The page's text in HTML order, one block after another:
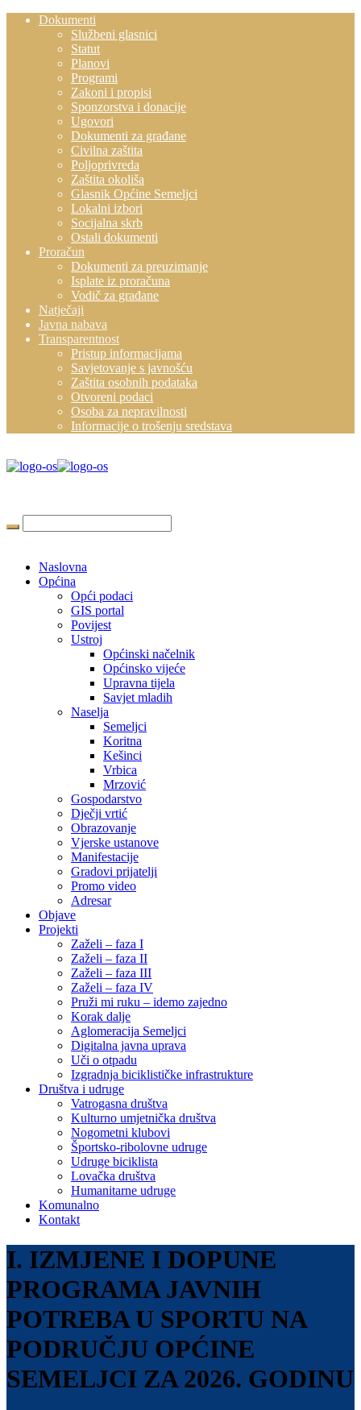
Dokumenti
Službeni glasnici
Statut
Planovi
Programi
Zakoni i propisi
Sponzorstva i donacije
Ugovori
Dokumenti za građane
Civilna zaštita
Poljoprivreda
Zaštita okoliša
Glasnik Općine Semeljci
Lokalni izbori
Socijalna skrb
Ostali dokumenti
Proračun
Dokumenti za preuzimanje
Isplate iz proračuna
Vodič za građane
Natječaji
Javna nabava
Transparentnost
Pristup informacijama
Savjetovanje s javnošću
Zaštita osobnih podataka
Otvoreni podaci
Osoba za nepravilnosti
Informacije o trošenju sredstava
Naslovna
Općina
Opći podaci
GIS portal
Povijest
Ustroj
Općinski načelnik
Općinsko vijeće
Upravna tijela
Savjet mladih
Naselja
Semeljci
Koritna
Kešinci
Vrbica
Mrzović
Gospodarstvo
Dječji vrtić
Obrazovanje
Vjerske ustanove
Manifestacije
Gradovi prijatelji
Promo video
Adresar
Objave
Projekti
Zaželi – faza I
Zaželi – faza II
Zaželi – faza III
Zaželi – faza IV
Pruži mi ruku – idemo zajedno
Korak dalje
Aglomeracija Semeljci
Digitalna javna uprava
Uči o otpadu
Izgradnja biciklističke infrastrukture
Društva i udruge
Vatrogasna društva
Kulturno umjetnička društva
Nogometni klubovi
Športsko-ribolovne udruge
Udruge biciklista
Lovačka društva
Humanitarne udruge
Komunalno
Kontakt
I. IZMJENE I DOPUNE
PROGRAMA JAVNIH
POTREBA U SPORTU NA
PODRUČJU OPĆINE
SEMELJCI ZA 2026. GODINU